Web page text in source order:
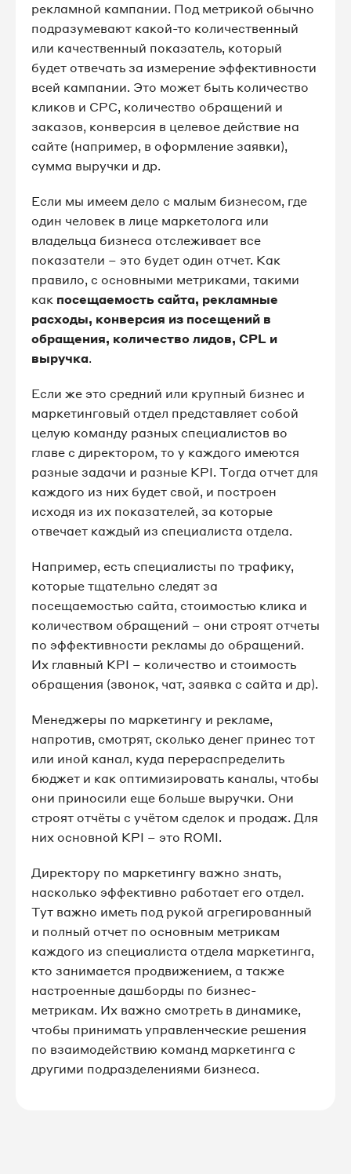
рекламной кампании. Под метрикой обычно
подразумевают какой-то количественный
или качественный показатель, который
будет отвечать за измерение эффективности
всей кампании. Это может быть количество
кликов и CPC, количество обращений и
заказов, конверсия в целевое действие на
сайте (например, в оформление заявки),
сумма выручки и др.
Если мы имеем дело с малым бизнесом, где
один человек в лице маркетолога или
владельца бизнеса отслеживает все
показатели – это будет один отчет. Как
правило, с основными метриками, такими
как посещаемость сайта, рекламные
расходы, конверсия из посещений в
обращения, количество лидов, CPL и
выручка.
Если же это средний или крупный бизнес и
маркетинговый отдел представляет собой
целую команду разных специалистов во
главе с директором, то у каждого имеются
разные задачи и разные KPI. Тогда отчет для
каждого из них будет свой, и построен
исходя из их показателей, за которые
отвечает каждый из специалиста отдела.
Например, есть специалисты по трафику,
которые тщательно следят за
посещаемостью сайта, стоимостью клика и
количеством обращений – они строят отчеты
по эффективности рекламы до обращений.
Их главный KPI – количество и стоимость
обращения (звонок, чат, заявка с сайта и др).
Менеджеры по маркетингу и рекламе,
напротив, смотрят, сколько денег принес тот
или иной канал, куда перераспределить
бюджет и как оптимизировать каналы, чтобы
они приносили еще больше выручки. Они
строят отчёты с учётом сделок и продаж. Для
них основной KPI – это ROMI.
Директору по маркетингу важно знать,
насколько эффективно работает его отдел.
Тут важно иметь под рукой агрегированный
и полный отчет по основным метрикам
каждого из специалиста отдела маркетинга,
кто занимается продвижением, а также
настроенные дашборды по бизнес-
метрикам. Их важно смотреть в динамике,
чтобы принимать управленческие решения
по взаимодействию команд маркетинга с
другими подразделениями бизнеса.